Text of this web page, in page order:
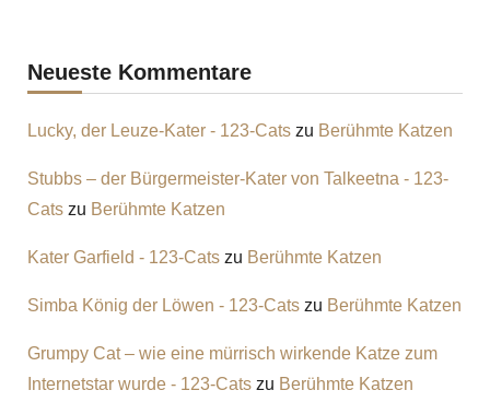
Neueste Kommentare
Lucky, der Leuze-Kater - 123-Catszu Berühmte Katzen
Stubbs – der Bürgermeister-Kater von Talkeetna - 123-
Catszu Berühmte Katzen
Kater Garfield - 123-Catszu Berühmte Katzen
Simba König der Löwen - 123-Catszu Berühmte Katzen
Grumpy Cat – wie eine mürrisch wirkende Katze zum
Internetstar wurde - 123-Catszu Berühmte Katzen